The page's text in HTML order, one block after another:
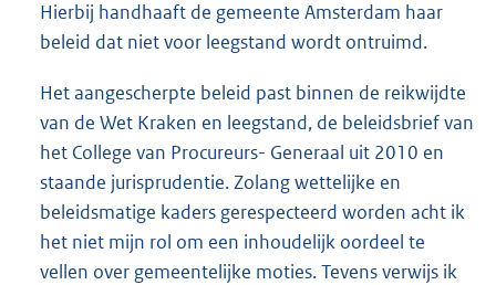
Hierbij handhaaft de gemeente Amsterdam haar
beleid dat niet voor leegstand wordt ontruimd.
Het aangescherpte beleid past binnen de reikwijdte
van de Wet Kraken en leegstand, de beleidsbrief van
het College van Procureurs- Generaal uit 2010 en
staande jurisprudentie. Zolang wettelijke en
beleidsmatige kaders gerespecteerd worden acht ik
het niet mijn rol om een inhoudelijk oordeel te
vellen over gemeentelijke moties. Tevens verwijs ik